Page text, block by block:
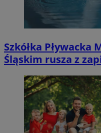
Szkółka Pływacka
Śląskim rusza z